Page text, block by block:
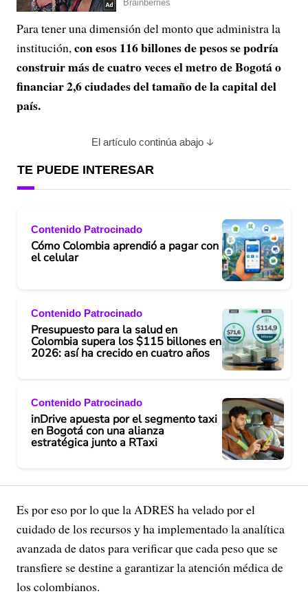
Para tener una dimensión del monto que administra la
institución,con esos 116 billones de pesos se podría
construir más de cuatro veces el metro de Bogotá o
financiar 2,6 ciudades del tamaño de la capital del
país.
El artículo continúa abajo
TE PUEDE INTERESAR
Contenido Patrocinado
Cómo Colombia aprendió a pagar con
el celular
Contenido Patrocinado
Presupuesto para la salud en
Colombia supera los $115 billones en
2026: así ha crecido en cuatro años
Contenido Patrocinado
inDrive apuesta por el segmento taxi
en Bogotá con una alianza
estratégica junto a RTaxi
Es por eso por lo que la ADRES ha velado por el
cuidado de los recursos y ha implementado la analítica
avanzada de datos para verificar que cada peso que se
transfiere se destine a garantizar la atención médica de
los colombianos.